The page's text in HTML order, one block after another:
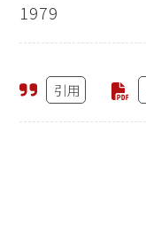
1979
引用